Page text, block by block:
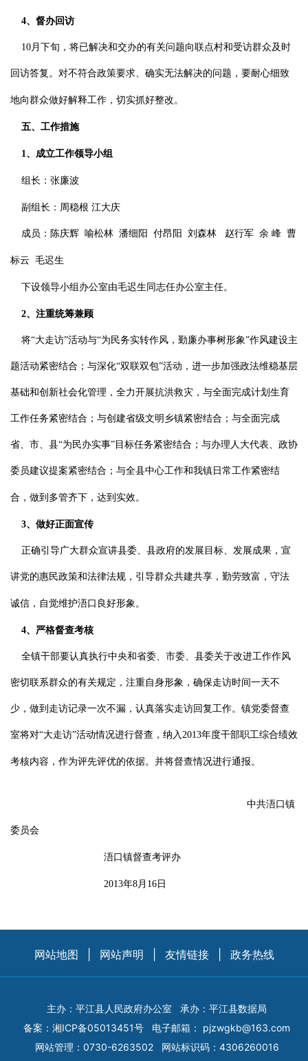
4、督办回访
10月下旬，将已解决和交办的有关问题向联点村和受访群众及时
回访答复。对不符合政策要求、确实无法解决的问题，要耐心细致
地向群众做好解释工作，切实抓好整改。
五、工作措施
1、成立工作领导小组
组长：张廉波
副组长：周稳根 江大庆
成员：陈庆辉 喻松林 潘细阳 付昂阳 刘森林 赵行军 余 峰 曹
标云 毛迟生
下设领导小组办公室由毛迟生同志任办公室主任。
2、注重统筹兼顾
将“大走访”活动与“为民务实转作风，勤廉办事树形象”作风建设主
题活动紧密结合；与深化“双联双包”活动，进一步加强政法维稳基层
基础和创新社会化管理，全力开展抗洪救灾，与全面完成计划生育
工作任务紧密结合；与创建省级文明乡镇紧密结合；与全面完成
省、市、县“为民办实事”目标任务紧密结合；与办理人大代表、政协
委员建议提案紧密结合；与全县中心工作和我镇日常工作紧密结
合，做到多管齐下，达到实效。
3、做好正面宣传
正确引导广大群众宣讲县委、县政府的发展目标、发展成果，宣
讲党的惠民政策和法律法规，引导群众共建共享，勤劳致富，守法
诚信，自觉维护浯口良好形象。
4、严格督查考核
全镇干部要认真执行中央和省委、市委、县委关于改进工作作风
密切联系群众的有关规定，注重自身形象，确保走访时间一天不
少，做到走访记录一次不漏，认真落实走访回复工作。镇党委督查
室将对“大走访”活动情况进行督查，纳入2013年度干部职工综合绩效
考核内容，作为评先评优的依据。并将督查情况进行通报。
中共浯口镇
委员会
浯口镇督查考评办
2013年8月16日
网站地图 网站声明 友情链接 政务热线
主办：平江县人民政府办公室
承办：平江县数据局
备案： 湘ICP备05013451号 电子邮箱： pjzwgkb@163.com
网站管理：0730-6263502
网站标识码：4306260016